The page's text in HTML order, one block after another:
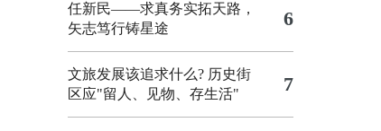
任新民——求真务实拓天路，
矢志笃行铸星途
6
文旅发展该追求什么? 历史街
区应"留人、见物、存生活"
7